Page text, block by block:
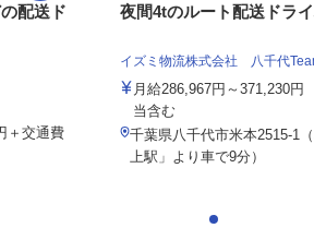
配送ド
＋交通費
夜間4tのルート配送ドラ
イズミ物流株式会社 八千代
月給286,967円～371,230
当含む
千葉県八千代市米本2515-1
上駅」より車で9分）